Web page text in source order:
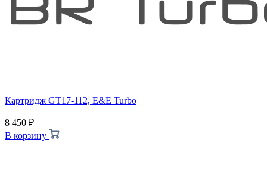
Картридж GT17-112, E&E Turbo
8 450 ₽
В корзину